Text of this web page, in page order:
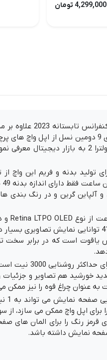
4,299,000 تومان
امسال اپل در جریان
خود یعنی اپل واچ سری 9 دومین نسل از اپل
تحت عنوان اپل واچ اولترا 2 به بازار
آلپاین گرین و در رنگ بندی
که با رزولوشن 502*410 توانایی نمایش
است که در برابر سخت
این صفحه نمایش
خورشید هم تصاویر و
به عنوان چراغ قوه را نیز ممکن
اپل واچ ممکن می سازد، از
قرمز رنگ را برای المان های
نمایش داشته باشد.